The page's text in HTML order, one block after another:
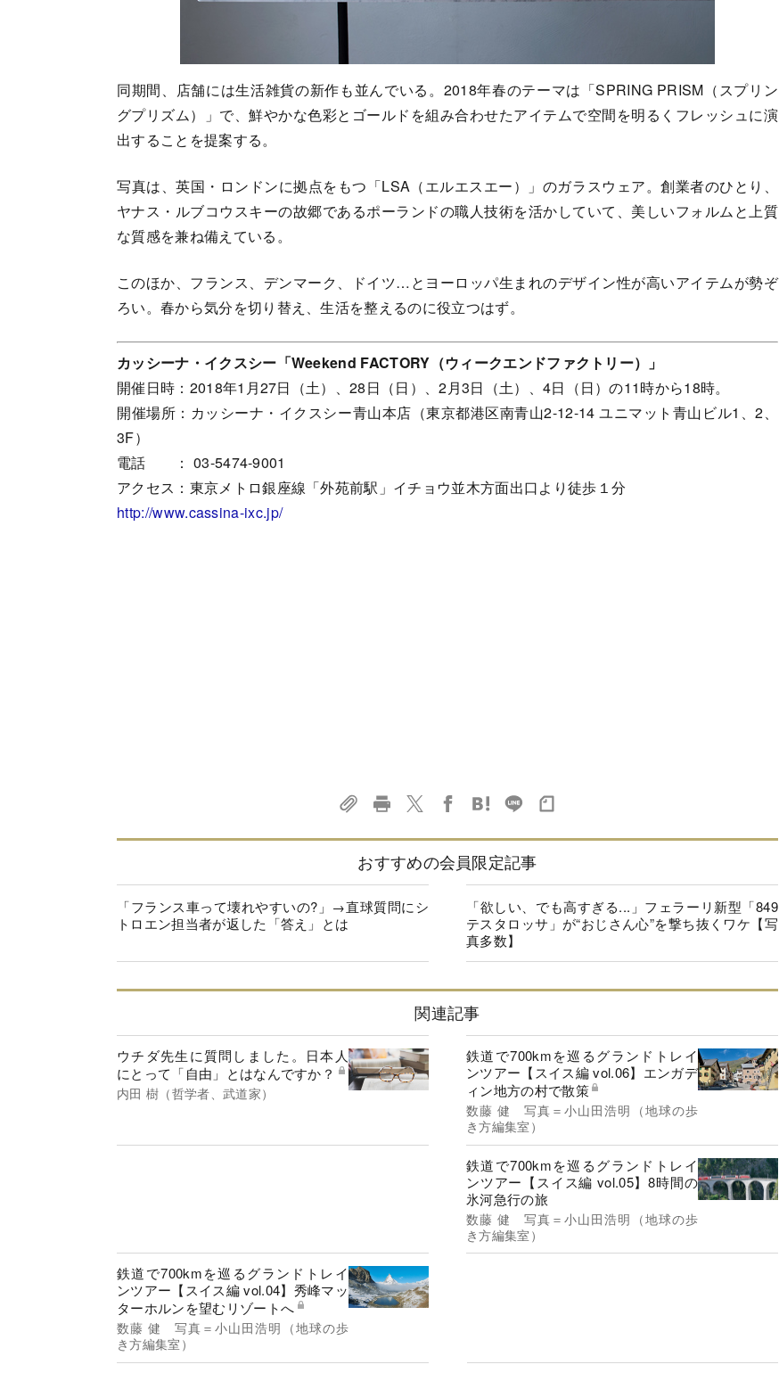
同期間、店舗には生活雑貨の新作も並んでいる。2018年春のテーマは「SPRING PRISM（スプリン
グプリズム）」で、鮮やかな色彩とゴールドを組み合わせたアイテムで空間を明るくフレッシュに演
出することを提案する。
写真は、英国・ロンドンに拠点をもつ「LSA（エルエスエー）」のガラスウェア。創業者のひとり、
ヤナス・ルブコウスキーの故郷であるポーランドの職人技術を活かしていて、美しいフォルムと上質
な質感を兼ね備えている。
このほか、フランス、デンマーク、ドイツ…とヨーロッパ生まれのデザイン性が高いアイテムが勢ぞ
ろい。春から気分を切り替え、生活を整えるのに役立つはず。
カッシーナ ・イクスシー​「Weekend FACTORY（ウィークエンドファクトリー）」
開催日時：2018年1月27日（土）、28日（日）、2月3日（土）、4日（日）の11時から18時。
開催場所：カッシーナ・イクスシー青山本店（東京都港区南青山2-12-14 ユニマット青山ビル1、2、
3F）
電話 ： 03-5474-9001
アクセス：東京メトロ銀座線「外苑前駅」イチョウ並木方面出口より徒歩１分
http://www.cassina-ixc.jp/
おすすめの会員限定記事
「フランス車って壊れやすいの?」→直球質問にシ
トロエン担当者が返した「答え」とは
「欲しい、でも高すぎる...」フェラーリ新型「849
テスタロッサ」が“おじさん心”を撃ち抜くワケ【写
真多数】
関連記事
ウチダ先生に質問しました。日本人
にとって「自由」とはなんですか？
内田 樹（哲学者、武道家）
鉄道で700kmを巡るグランドトレイ
ンツアー【スイス編 vol.06】エンガデ
ィン地方の村で散策
数藤 健 写真＝小山田浩明（地球の歩
き方編集室）
鉄道で700kmを巡るグランドトレイ
ンツアー【スイス編 vol.05】8時間の
氷河急行の旅
数藤 健 写真＝小山田浩明（地球の歩
き方編集室）
鉄道で700kmを巡るグランドトレイ
ンツアー【スイス編 vol.04】秀峰マッ
ターホルンを望むリゾートへ
数藤 健 写真＝小山田浩明（地球の歩
き方編集室）